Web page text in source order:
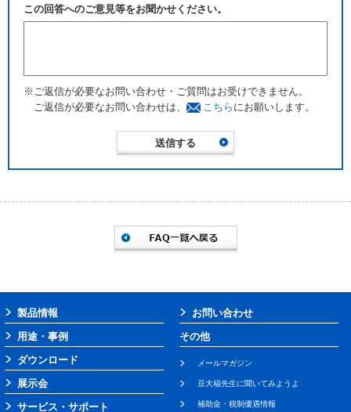
この回答へのご意見等をお聞かせください。
※ご返信が必要なお問い合わせ・ご質問はお受けできません。
ご返信が必要なお問い合わせは、
こちら にお願いします。
製品情報
用途・事例
ダウンロード
展示会
サービス・サポート
お問い合わせ
その他
メールマガジン
豆大福先生に聞いてみようよ
補助金・税制優遇情報